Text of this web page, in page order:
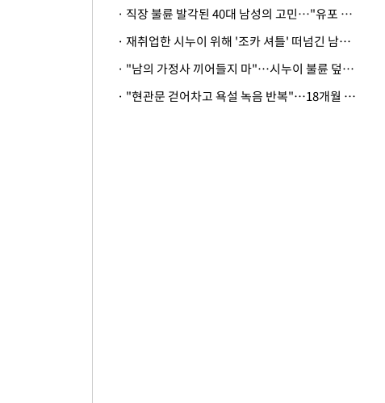
· 직장 불륜 발각된 40대 남성의 고민…"유포 동료 명예훼손·협박죄 고소 가능할까"
· 재취업한 시누이 위해 '조카 셔틀' 떠넘긴 남편…아내 "난 못한다"
· "남의 가정사 끼어들지 마"…시누이 불륜 덮으려는 남편에 억울한 아내
· "현관문 걷어차고 욕설 녹음 반복"…18개월 아기 키우는 집 뒤흔든 '앞집의 비극'